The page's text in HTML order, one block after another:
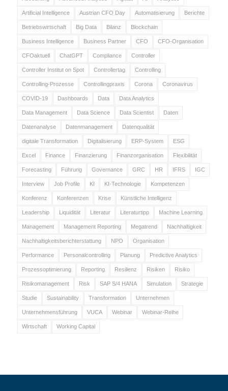
Artificial Intelligence Austrian CFO Day Automatisierung Berichte
Betriebswirtschaft Big Data Bilanz Blockchain
Business Intelligence Business Partner CFO CFO-Organisation
CFOaktuell ChatGPT Compliance Controller
Controller Institut on Spot Controllertag Controlling
Controlling-Prozesse Controllingpraxis Corona Coronavirus
COVID-19 Dashboards Data Data Analytics
Data Management Data Science Data Scientist Daten
Datenanalyse Datenmanagement Datenqualität
digitale Transformation Digitalisierung ERP-System ESG
Excel Finance Finanzierung Finanzorganisation Flexibilität
Forecasting Führung Governance GRC HR IFRS IGC
Interview Job Profile KI KI-Technologie Kompetenzen
Konferenz Konferenzen Krise Künstliche Intelligenz
Leadership Liquidität Literatur Literaturtipp Machine Learning
Management Management Reporting Megatrend Nachhaltigkeit
Nachhaltigkeitsberichterstattung NPO Organisation
Performance Personalcontrolling Planung Predictive Analytics
Prozessoptimierung Reporting Resilienz Risiken Risiko
Risikomanagement Risk SAP S/4 HANA Simulation Strategie
Studie Sustainability Transformation Unternehmen
Unternehmensführung VUCA Webinar Webinar-Reihe
Wirtschaft Working Capital